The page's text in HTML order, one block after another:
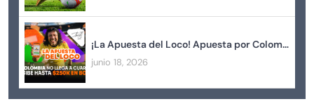
¡La Apuesta del Loco! Apuesta por Colombia en el Mundial 2026
junio 18, 2026